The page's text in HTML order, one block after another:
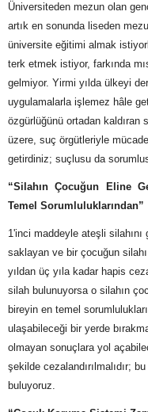
Üniversiteden mezun olan
artık en sonunda liseden
üniversite eğitimi almak
terk etmek istiyor, farkında
gelmiyor. Yirmi yılda ülkeyi
uygulamalarla işlemez hâle
özgürlüğünü ortadan kaldıran
üzere, suç örgütleriyle
getirdiniz; suçlusu da
“Silahın Çocuğun Eline
Temel Sorumluluklarından”
1'inci maddeyle ateşli
saklayan ve bir çocuğun
yıldan üç yıla kadar hapis
silah bulunuyorsa o silahın
bireyin en temel
ulaşabileceği bir yerde
olmayan sonuçlara yol
şekilde cezalandırılmalıdır;
buluyoruz.